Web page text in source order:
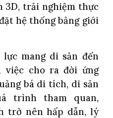
3D, trải nghiệm thực
hệ thống bảng giới
mang di sản đến
việc cho ra đời ứng
bá di tích, di sản
trình tham quan,
trở nên hấp dẫn, lý